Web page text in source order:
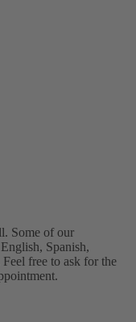
Some of our
Spanish,
free to ask for the